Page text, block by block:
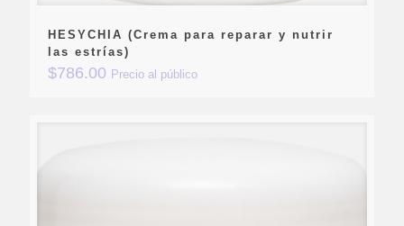
HESYCHIA (Crema para reparar y nutrir
las estrías)
$786.00 Precio al público